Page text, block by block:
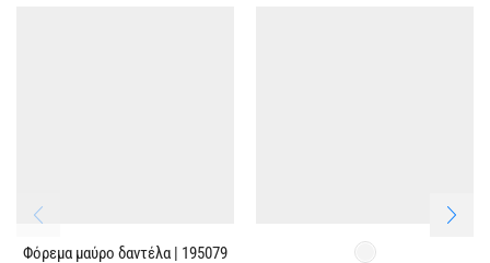
Φόρεμα μαύρο δαντέλα | 195079